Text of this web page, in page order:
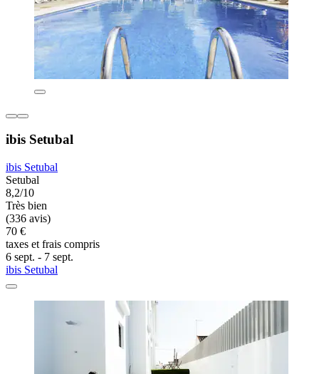
ibis Setubal
ibis Setubal
Setubal
8,2/10
Très bien
(336 avis)
70 €
taxes et frais compris
6 sept. - 7 sept.
ibis Setubal